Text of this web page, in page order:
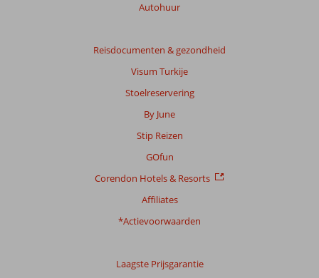
Autohuur
Reisdocumenten & gezondheid
Visum Turkije
Stoelreservering
By June
Stip Reizen
GOfun
Corendon Hotels & Resorts
Affiliates
*Actievoorwaarden
Laagste Prijsgarantie